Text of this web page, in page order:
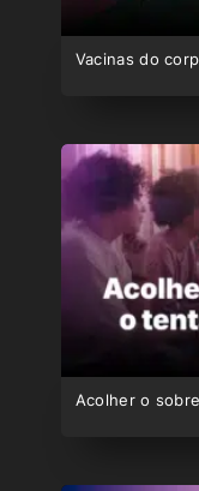
Vacinas do
Acolher o